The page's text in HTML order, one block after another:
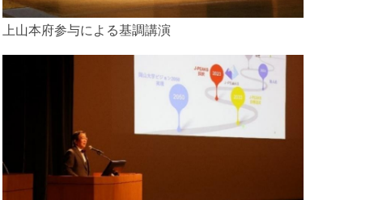
上山本府参与による基調講演